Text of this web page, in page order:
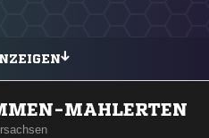
MAHLERTEN